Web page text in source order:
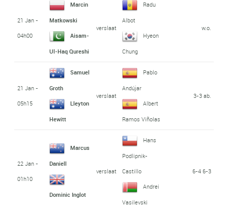
21 Jan -
04h00
Marcin
Matkowski
Aisam-
Ul-Haq Qureshi
verslaat
Radu
Albot
Hyeon
Chung
w.o.
21 Jan -
05h15
Samuel
Groth
Lleyton
Hewitt
verslaat
Pablo
Andújar
Albert
Ramos Viñolas
3-3 ab.
22 Jan -
01h10
Marcus
Daniell
Dominic Inglot
verslaat
Hans
Podlipnik-
Castillo
Andrei
Vasilevski
6-4 6-3